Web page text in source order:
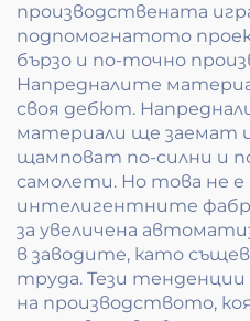
производствената
подпомогнатото
бързо и по-точно
Напредналите
своя дебют.
материали ще заемат
щамповат по-силни и
самолети. Но това не е
интелигентните
за увеличена
в заводите, като
труда. Тези
на производството,